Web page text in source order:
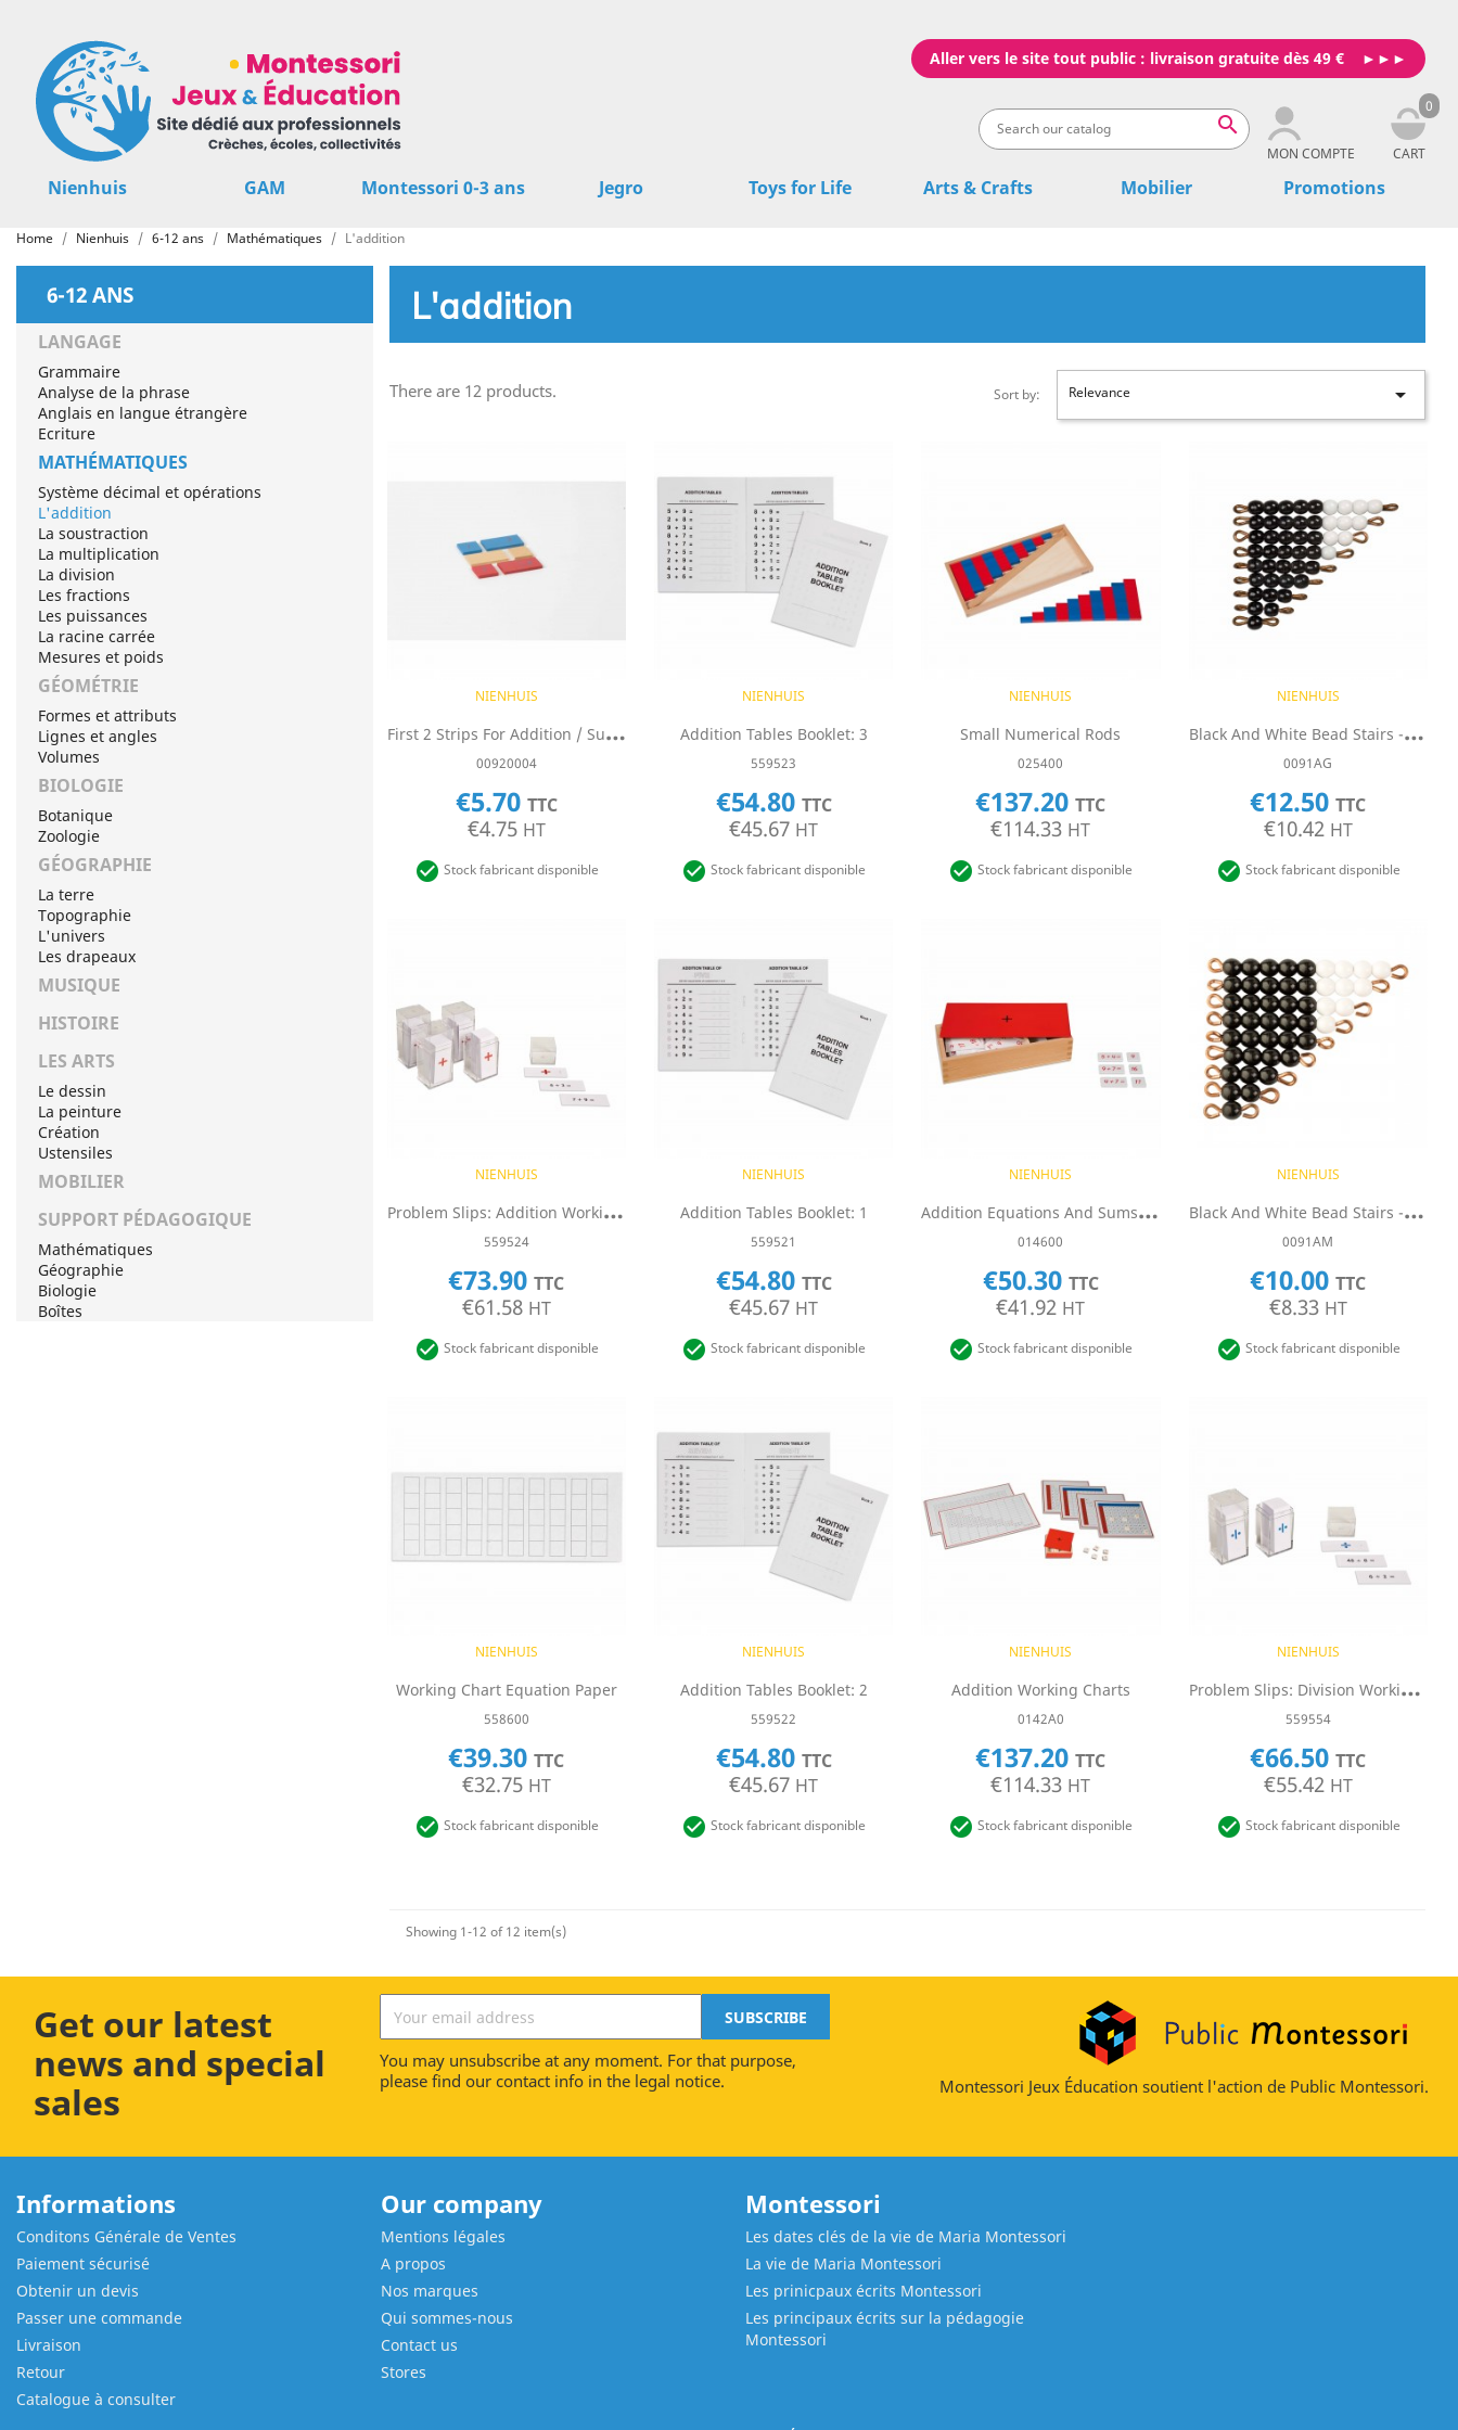
Aller vers le site tout public : livraison gratuite dès 49 €

MON COMPTE
0
CART
Nienhuis GAM Montessori 0-3 ans Jegro Toys for Life Arts & Crafts Mobilier Promotions
Home Nienhuis 6-12 ans Mathématiques L'addition
6-12 ANS
LANGAGE
Grammaire
Analyse de la phrase
Anglais en langue étrangère
Ecriture
MATHÉMATIQUES
Système décimal et opérations
L'addition
La soustraction
La multiplication
La division
Les fractions
Les puissances
La racine carrée
Mesures et poids
GÉOMÉTRIE
Formes et attributs
Lignes et angles
Volumes
BIOLOGIE
Botanique
Zoologie
GÉOGRAPHIE
La terre
Topographie
L'univers
Les drapeaux
MUSIQUE
HISTOIRE
LES ARTS
Le dessin
La peinture
Création
Ustensiles
MOBILIER
SUPPORT PÉDAGOGIQUE
Mathématiques
Géographie
Biologie
Boîtes
L'addition
There are 12 products. Sort by: Relevance 
Quick view
NIENHUIS
F
Irst 2 Strips For Addition / Subtraction Strip Board: Red / Blue / Natural
00920004
€5.70 TTC
€4.75 HT
 Stock fabricant disponible
Quick view
NIENHUIS
Addition Tables Booklet: 3
559523
€54.80 TTC
€45.67 HT
 Stock fabricant disponible
Quick view
NIENHUIS
Small Numerical Rods
025400
€137.20 TTC
€114.33 HT
 Stock fabricant disponible
Quick view
NIENHUIS
B
Lack And White Bead Stairs - Individual Beads: 1 Set (Glass)
0091AG
€12.50 TTC
€10.42 HT
 Stock fabricant disponible
Quick view
NIENHUIS
P
Roblem Slips: Addition Working Charts
559524
€73.90 TTC
€61.58 HT
 Stock fabricant disponible
Quick view
NIENHUIS
Addition Tables Booklet: 1
559521
€54.80 TTC
€45.67 HT
 Stock fabricant disponible
Quick view
NIENHUIS
A
Ddition Equations And Sums Box
014600
€50.30 TTC
€41.92 HT
 Stock fabricant disponible
Quick view
NIENHUIS
B
Lack And White Bead Stairs - Individual Beads: 1 Set (Nylon)
0091AM
€10.00 TTC
€8.33 HT
 Stock fabricant disponible
Quick view
NIENHUIS
Working Chart Equation Paper
558600
€39.30 TTC
€32.75 HT
 Stock fabricant disponible
Quick view
NIENHUIS
Addition Tables Booklet: 2
559522
€54.80 TTC
€45.67 HT
 Stock fabricant disponible
Quick view
NIENHUIS
Addition Working Charts
0142A0
€137.20 TTC
€114.33 HT
 Stock fabricant disponible
Quick view
NIENHUIS
P
Roblem Slips: Division Working Charts
559554
€66.50 TTC
€55.42 HT
 Stock fabricant disponible
Showing 1-12 of 12 item(s)
Get our latest
news and special
sales
You may unsubscribe at any moment. For that purpose,
please find our contact info in the legal notice.
Montessori Jeux Éducation soutient l'action de Public Montessori.
Informations
Conditons Générale de Ventes
Paiement sécurisé
Obtenir un devis
Passer une commande
Livraison
Retour
Catalogue à consulter
Our company
Mentions légales
A propos
Nos marques
Qui sommes-nous
Contact us
Stores
Montessori
Les dates clés de la vie de Maria Montessori
La vie de Maria Montessori
Les prinicpaux écrits Montessori
Les principaux écrits sur la pédagogie
Montessori